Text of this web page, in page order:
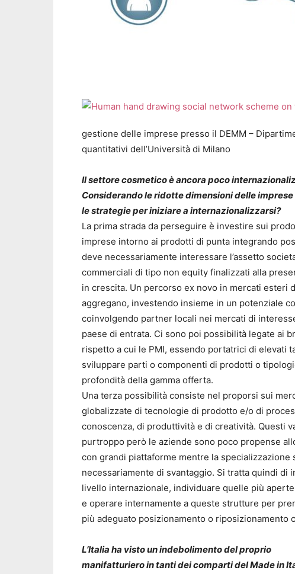
gestione delle imprese presso il DEMM –
quantitativi dell’Università di Milano
Il settore cosmetico è ancora poco
Considerando le ridotte dimensioni delle
le strategie per iniziare a internazionalizzarsi?
La prima strada da perseguire è investire sui
imprese intorno ai prodotti di punta integrando
deve necessariamente interessare l’assetto
commerciali di tipo non equity finalizzati alla
in crescita. Un percorso ex novo in mercati esteri
aggregano, investendo insieme in un potenziale
coinvolgendo partner locali nei mercati di
paese di entrata. Ci sono poi possibilità legate ai
rispetto a cui le PMI, essendo portatrici di elevati
sviluppare parti o componenti di prodotti o
profondità della gamma offerta.
Una terza possibilità consiste nel proporsi sui
globalizzate di tecnologie di prodotto e/o di
conoscenza, di produttività e di creatività. Questi
purtroppo però le aziende sono poco propense
con grandi piattaforme mentre la
necessariamente di svantaggio. Si tratta quindi
livello internazionale, individuare quelle più
e operare internamente a queste strutture per
più adeguato posizionamento o riposizionamento
L’Italia ha visto un indebolimento del proprio
manifatturiero in tanti dei comparti del Made in